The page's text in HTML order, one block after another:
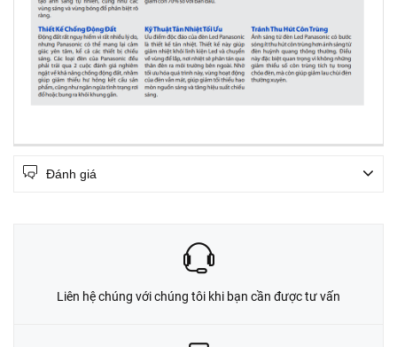
Đánh giá
Liên hệ chúng với chúng tôi khi bạn cần được tư vấn